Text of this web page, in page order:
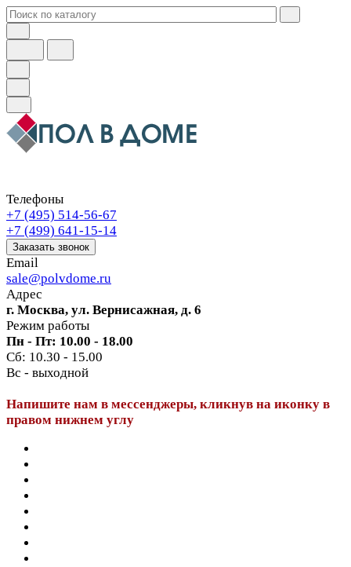
Телефоны
+7 (495) 514-56-67
+7 (499) 641-15-14
Заказать звонок
Email
sale@polvdome.ru
Адрес
г. Москва, ул. Вернисажная, д. 6
Режим работы
Пн - Пт: 10.00 - 18.00
Сб: 10.30 - 15.00
Вс - выходной
Напишите нам в мессенджеры, кликнув на иконку в
правом нижнем углу